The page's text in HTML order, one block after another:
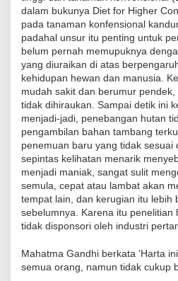
dalam bukunya Diet for Higher
pada tanaman konfensional
padahal unsur itu penting untuk
belum pernah memupuknya
yang diuraikan di atas
kehidupan hewan dan manusia.
mudah sakit dan berumur
tidak dihiraukan. Sampai detik ini
menjadi-jadi, penebangan hutan
pengambilan bahan tambang
penemuan baru yang tidak sesuai
sepintas kelihatan menarik
menjadi maniak, sangat sulit
semula, cepat atau lambat akan
tempat lain, dan kerugian itu lebih
sebelumnya. Karena itu penelitian
tidak disponsori oleh industri
Mahatma Gandhi berkata ‘Harta
semua orang, namun tidak cukup